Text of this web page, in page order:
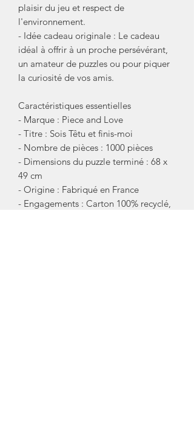
plaisir du jeu et respect de
l'environnement.
- Idée cadeau originale : Le cadeau
idéal à offrir à un proche persévérant,
un amateur de puzzles ou pour piquer
la curiosité de vos amis.
Caractéristiques essentielles
- Marque : Piece and Love
- Titre : Sois Têtu et finis-moi
- Nombre de pièces : 1000 pièces
- Dimensions du puzzle terminé : 68 x
49 cm
- Origine : Fabriqué en France
- Engagements : Carton 100% recyclé,